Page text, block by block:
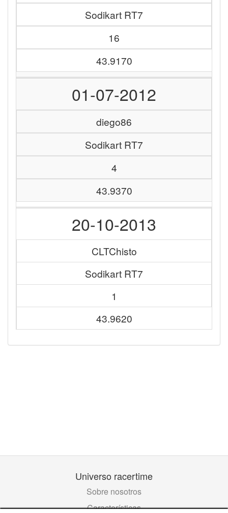
Sodikart RT7
16
43.9170
01-07-2012
diego86
Sodikart RT7
4
43.9370
20-10-2013
CLTChisto
Sodikart RT7
1
43.9620
Universo racertime
Sobre nosotros
Características